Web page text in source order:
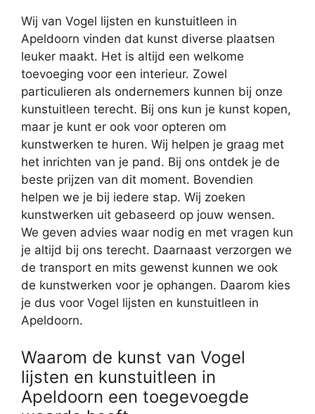
Wij van Vogel lijsten en kunstuitleen in
Apeldoorn vinden dat kunst diverse plaatsen
leuker maakt. Het is altijd een welkome
toevoeging voor een interieur. Zowel
particulieren als ondernemers kunnen bij onze
kunstuitleen terecht. Bij ons kun je kunst kopen,
maar je kunt er ook voor opteren om
kunstwerken te huren. Wij helpen je graag met
het inrichten van je pand. Bij ons ontdek je de
beste prijzen van dit moment. Bovendien
helpen we je bij iedere stap. Wij zoeken
kunstwerken uit gebaseerd op jouw wensen.
We geven advies waar nodig en met vragen kun
je altijd bij ons terecht. Daarnaast verzorgen we
de transport en mits gewenst kunnen we ook
de kunstwerken voor je ophangen. Daarom kies
je dus voor Vogel lijsten en kunstuitleen in
Apeldoorn.
Waarom de kunst van Vogel
lijsten en kunstuitleen in
Apeldoorn een toegevoegde